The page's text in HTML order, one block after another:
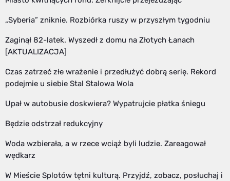
„Syberia” zniknie. Rozbiórka ruszy w przyszłym tygodniu
Zaginął 82-latek. Wyszedł z domu na Złotych Łanach
[AKTUALIZACJA]
Czas zatrzeć złe wrażenie i przedłużyć dobrą serię. Rekord
podejmie u siebie Stal Stalowa Wola
Upał w autobusie doskwiera? Wypatrujcie płatka śniegu
Będzie odstrzał redukcyjny
Woda wzbierała, a w rzece wciąż byli ludzie. Zareagował
wędkarz
W Mieście Splotów tętni kulturą. Przyjdź, zobacz, posłuchaj i